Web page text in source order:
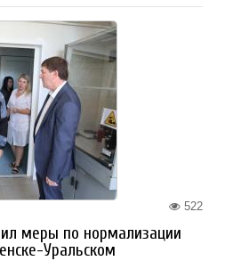
522
меры по нормализации
Уральском